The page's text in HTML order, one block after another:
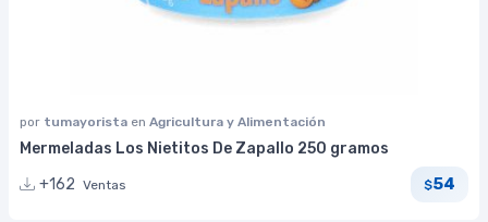
por tumayorista en Agricultura y Alimentación
Mermeladas Los Nietitos De Zapallo 250 gramos
+162 Ventas $54